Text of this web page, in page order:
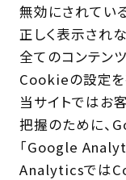
無効にされてい
正しく表示され
全てのコンテン
Cookieの設定を
当サイトではお
把握のために、
「Google
Analyticsでは